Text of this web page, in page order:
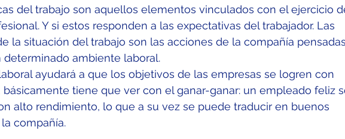
del trabajo son aquellos elementos vinculados con el ejercicio
Y si estos responden a las expectativas del trabajador. Las
la situación del trabajo son las acciones de la compañía pensadas
determinado ambiente laboral.
ayudará a que los objetivos de las empresas se logren con
básicamente tiene que ver con el ganar-ganar: un empleado feliz
alto rendimiento, lo que a su vez se puede traducir en buenos
compañía.